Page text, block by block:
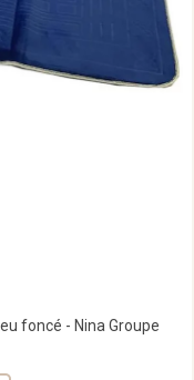
foncé - Nina Groupe